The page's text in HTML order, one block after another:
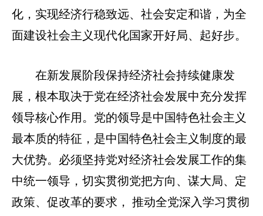
化，实现经济行稳致远、社会安定和谐，为全
面建设社会主义现代化国家开好局、起好步。
在新发展阶段保持经济社会持续健康发
展，根本取决于党在经济社会发展中充分发挥
领导核心作用。党的领导是中国特色社会主义
最本质的特征，是中国特色社会主义制度的最
大优势。必须坚持党对经济社会发展工作的集
中统一领导，切实贯彻党把方向、谋大局、定
政策、促改革的要求， 推动全党深入学习贯彻